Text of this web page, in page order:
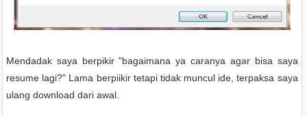
Mendadak saya berpikir "bagaimana ya caranya agar bisa saya
resume lagi?" Lama berpiikir tetapi tidak muncul ide, terpaksa saya
ulang download dari awal.